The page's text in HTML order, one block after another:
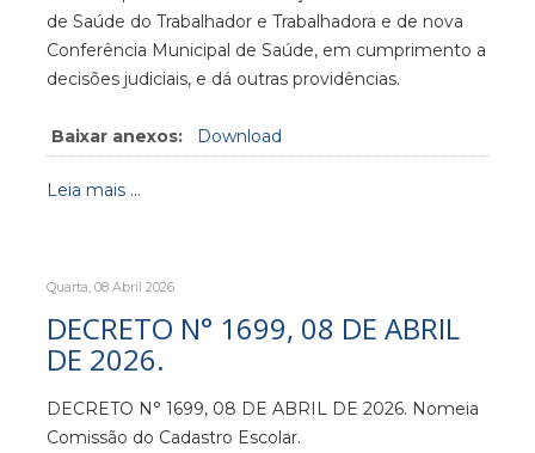
de Saúde do Trabalhador e Trabalhadora e de nova
Conferência Municipal de Saúde, em cumprimento a
decisões judiciais, e dá outras providências.
Baixar anexos: Download
Leia mais ...
Quarta, 08 Abril 2026
DECRETO N° 1699, 08 DE ABRIL
DE 2026.
DECRETO N° 1699, 08 DE ABRIL DE 2026. Nomeia
Comissão do Cadastro Escolar.